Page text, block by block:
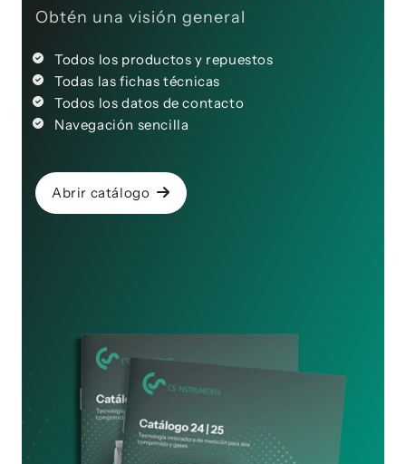
Obtén una visión general
Todos los productos y repuestos
Todas las fichas técnicas
Todos los datos de contacto
Navegación sencilla
Abrir catálogo